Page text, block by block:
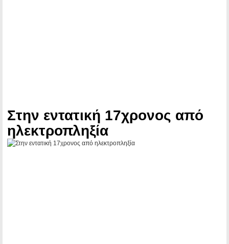
Στην εντατική 17χρονος από
ηλεκτροπληξία